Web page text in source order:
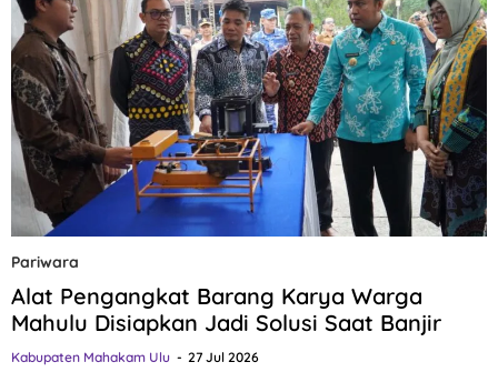
Pariwara
Alat Pengangkat Barang Karya Warga
Mahulu Disiapkan Jadi Solusi Saat Banjir
Kabupaten Mahakam Ulu 27 Jul 2026